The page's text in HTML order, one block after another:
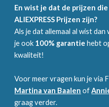
En wist je dat de prijzen
ALIEXPRESS Prijzen zijn?
Als je dat allemaal al wist
je ook 100% garantie hebt
kwaliteit!
Voor meer vragen kun je via
Martina van Baalen of
graag verder.